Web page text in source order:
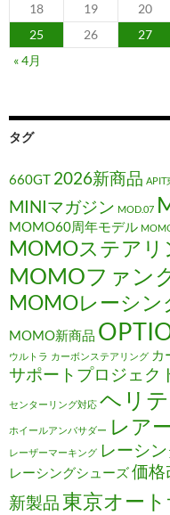
18
19 20
25
26 27
« 4月
タグ
660GT 2026新商品 APIT
MINIマガジン MOD.07
MOMO60周年モデル
MOMOステアリ
MOMOファン
MOMOレーシン
MOMO新商品
ウルトラ カーボンステアリング カ
サポートプロジェク
センターリング対応 ヘリ
ホイールアンバサダー レア
レーザーマーキング レーシ
レーシングシューズ価格
新製品 東京オー